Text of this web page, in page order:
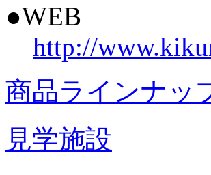
●WEB
http://
商品ラインナッ
見学施設